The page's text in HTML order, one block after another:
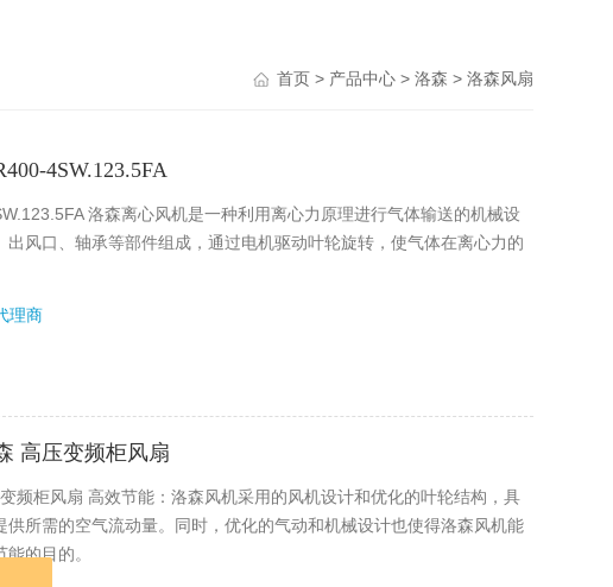
首页> 产品中心> 洛森 > 洛森风扇
4SW.123.5FA
洛森离心风机是一种利用离心力原理进行气体输送的机械设
风口、轴承等部件组成，通过电机驱动叶轮旋转，使气体在离心力的
理商
高压变频柜风扇
频柜风扇 高效节能：洛森风机采用的风机设计和优化的叶轮结构，具
所需的空气流动量。同时，优化的气动和机械设计也使得洛森风机能
的目的。